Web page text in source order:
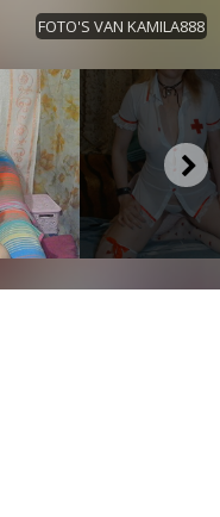
FOTO'S VAN KAMILA888